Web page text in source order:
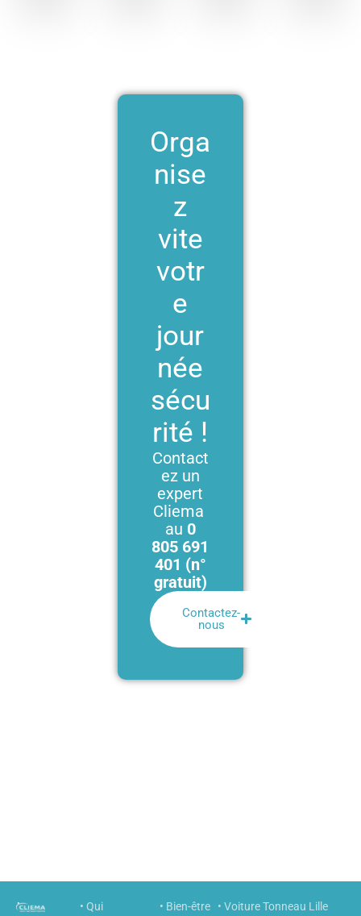
Orga
nise
z
vite
votr
e
jour
née
sécu
rité !
Contact
ez un
expert
Cliema
au 0
805 691
401 (n°
gratuit)
Contactez-
nous
• Qui
• Bien-être
• Voiture Tonneau Lille